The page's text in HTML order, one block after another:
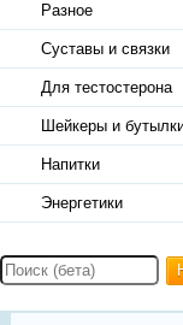
Разное
Суставы и связки
Для тестостерона
Шейкеры и
Напитки
Энергетики